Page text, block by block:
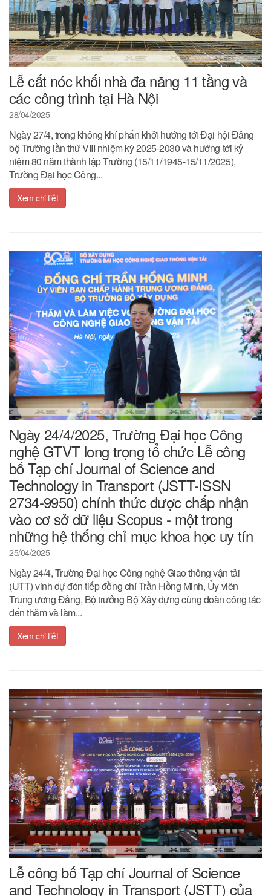
Lễ cất nóc khối nhà đa năng 11 tầng và
các công trình tại Hà Nội
28/04/2025
Ngày 27/4, trong không khí phấn khởi hướng tới Đại hội Đảng
bộ Trường lần thứ VIII nhiệm kỳ 2025-2030 và hướng tới kỷ
niệm 80 năm thành lập Trường (15/11/1945-15/11/2025),
Trường Đại học Công...
Xem chi tiết
Ngày 24/4/2025, Trường Đại học Công
nghệ GTVT long trọng tổ chức Lễ công
bố Tạp chí Journal of Science and
Technology in Transport (JSTT-ISSN
2734-9950) chính thức được chấp nhận
vào cơ sở dữ liệu Scopus - một trong
những hệ thống chỉ mục khoa học uy tín
25/04/2025
Ngày 24/4, Trường Đại học Công nghệ Giao thông vận tải
(UTT) vinh dự đón tiếp đồng chí Trần Hồng Minh, Ủy viên
Trung ương Đảng, Bộ trưởng Bộ Xây dựng cùng đoàn công tác
đến thăm và làm...
Xem chi tiết
Lễ công bố Tạp chí Journal of Science
and Technology in Transport (JSTT) của